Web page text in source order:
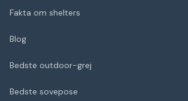
Fakta om shelters
Blog
Bedste outdoor-grej
Bedste sovepose